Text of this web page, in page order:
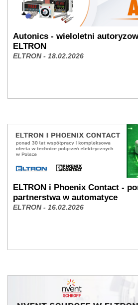
Autonics - wieloletni
ELTRON
ELTRON - 18.02.2026
ELTRON i Phoenix Contact -
partnerstwa w automatyce
ELTRON - 16.02.2026